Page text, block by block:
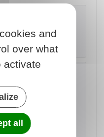
2025 pour un
au loyer
Anah. Le loyer
révisé chaque
variation de
publié
and
over what
activate
all